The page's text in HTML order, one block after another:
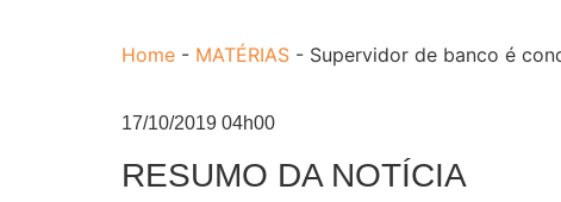
Home - MATÉRIAS - Supervidor de banco é
17/10/2019 04h00
RESUMO DA NOTÍCIA